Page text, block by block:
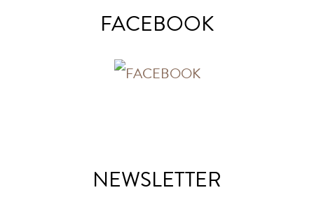
FACEBOOK
NEWSLETTER